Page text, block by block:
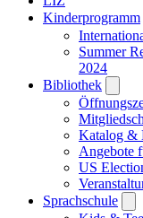
Kinderprogramm
Summer
2024
Bibliothek
Katalog &
Angebote
US
Sprachschule